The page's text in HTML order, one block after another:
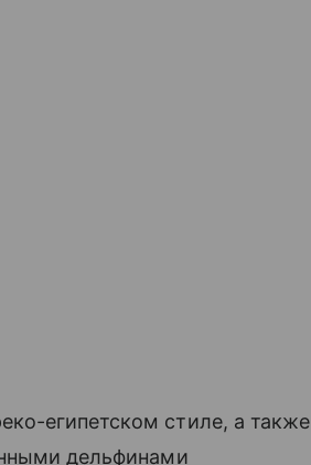
египетском стиле, а также
дельфинами